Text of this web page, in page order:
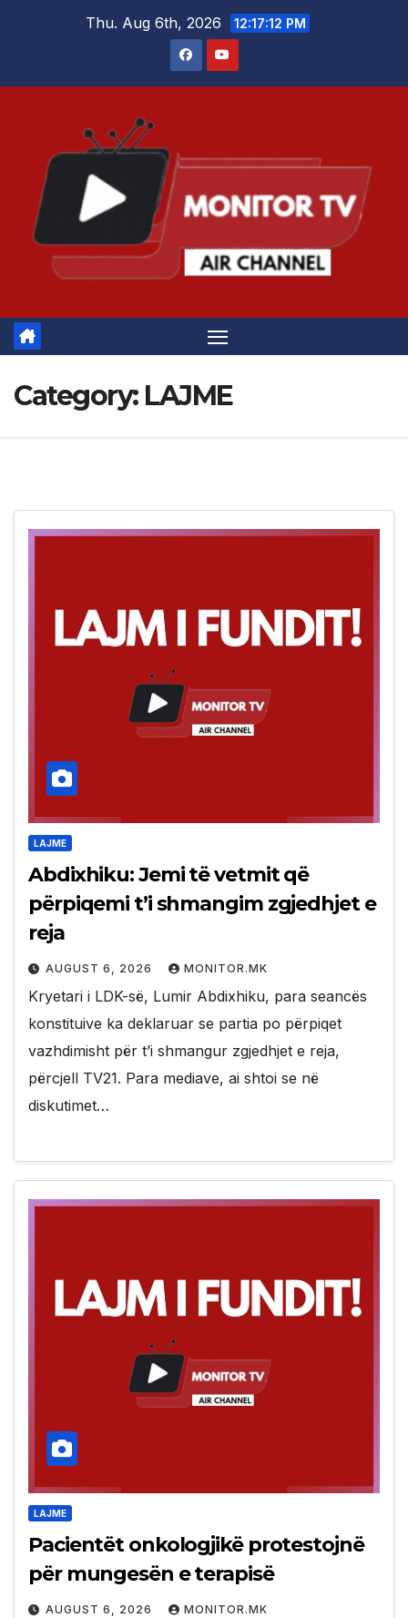
Thu. Aug 6th, 2026 12:17:13 PM
Category: LAJME
LAJME
Abdixhiku: Jemi të vetmit që
përpiqemi t’i shmangim zgjedhjet e
reja
AUGUST 6, 2026 MONITOR.MK
Kryetari i LDK-së, Lumir Abdixhiku, para seancës
konstituive ka deklaruar se partia po përpiqet
vazhdimisht për t’i shmangur zgjedhjet e reja,
përcjell TV21. Para mediave, ai shtoi se në
diskutimet…
LAJME
Pacientët onkologjikë protestojnë
për mungesën e terapisë
AUGUST 6, 2026 MONITOR.MK